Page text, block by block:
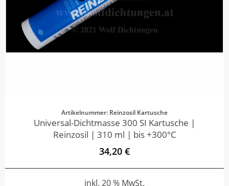
Artikelnummer: Reinzosil Kartusche
Universal-Dichtmasse 300 SI Kartusche |
Reinzosil | 310 ml | bis +300°C
34,20 €
inkl. 20 % MwSt.